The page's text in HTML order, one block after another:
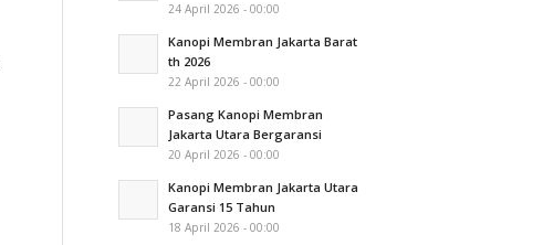
24 April 2026 - 00:00
Kanopi Membran Jakarta Barat
th 2026
22 April 2026 - 00:00
Pasang Kanopi Membran
Jakarta Utara Bergaransi
20 April 2026 - 00:00
Kanopi Membran Jakarta Utara
Garansi 15 Tahun
18 April 2026 - 00:00